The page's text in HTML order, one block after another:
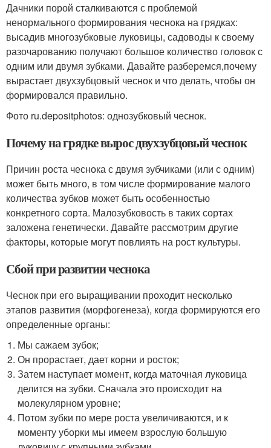
Дачники порой сталкиваются с проблемой
ненормального формирования чеснока на грядках:
высадив многозубковые луковицы, садоводы к своему
разочарованию получают большое количество головок с
одним или двумя зубками. Давайте разберемся,почему
вырастает двухзубцовый чеснок и что делать, чтобы он
формировался правильно.
Фото ru.depositphotos: однозубковый чеснок.
Почему на грядке вырос двухзубцовый чеснок
Причин роста чеснока с двумя зубчиками (или с одним)
может быть много, в том числе формирование малого
количества зубков может быть особенностью
конкретного сорта. Малозубковость в таких сортах
заложена генетически. Давайте рассмотрим другие
факторы, которые могут повлиять на рост культуры.
Сбой при развитии чеснока
Чеснок при его выращивании проходит несколько
этапов развития (морфогенеза), когда формируются его
определенные органы:
Мы сажаем зубок;
Он прорастает, дает корни и росток;
Затем наступает момент, когда маточная луковица
делится на зубки. Сначала это происходит на
молекулярном уровне;
Потом зубки по мере роста увеличиваются, и к
моменту уборки мы имеем взрослую большую